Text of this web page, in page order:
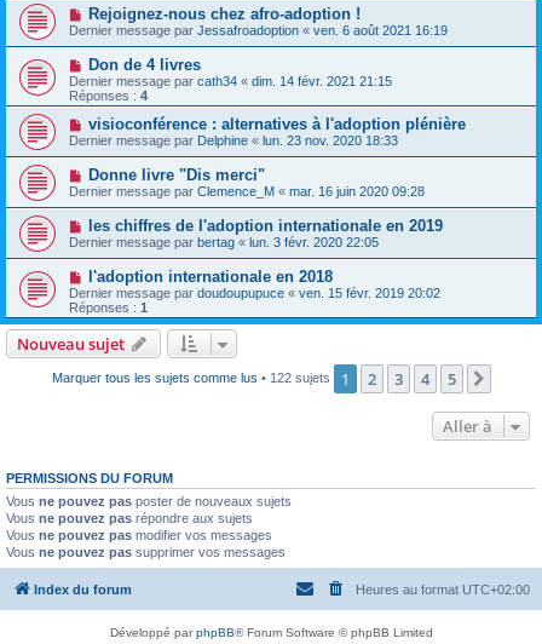
Rejoignez-nous chez afro-adoption !
Dernier message par Jessafroadoption « ven. 6 août 2021 16:19
Don de 4 livres
Dernier message par cath34 « dim. 14 févr. 2021 21:15
Réponses : 4
visioconférence : alternatives à l'adoption plénière
Dernier message par Delphine « lun. 23 nov. 2020 18:33
Donne livre "Dis merci"
Dernier message par Clemence_M « mar. 16 juin 2020 09:28
les chiffres de l'adoption internationale en 2019
Dernier message par bertag « lun. 3 févr. 2020 22:05
l'adoption internationale en 2018
Dernier message par doudoupupuce « ven. 15 févr. 2019 20:02
Réponses : 1
Nouveau sujet
Marquer tous les sujets comme lus • 122 sujets 1 2 3 4 5
Aller à
PERMISSIONS DU FORUM
Vous ne pouvez pas poster de nouveaux sujets
Vous ne pouvez pas répondre aux sujets
Vous ne pouvez pas modifier vos messages
Vous ne pouvez pas supprimer vos messages
Index du forum Heures au format UTC+02:00
Développé parphpBB® Forum Software © phpBB Limited